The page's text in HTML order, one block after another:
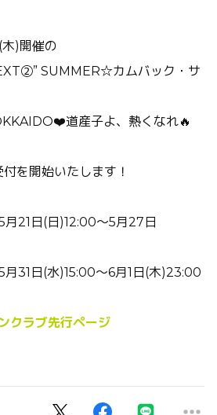
)開催の
SUMMER☆カムバック・サ
道産子よ、熱くなれ🔥
を開始いたします！
21日(日)12:00～5月27日
31日(水)15:00～6月1日(木)23:00
クラブ先行ページ